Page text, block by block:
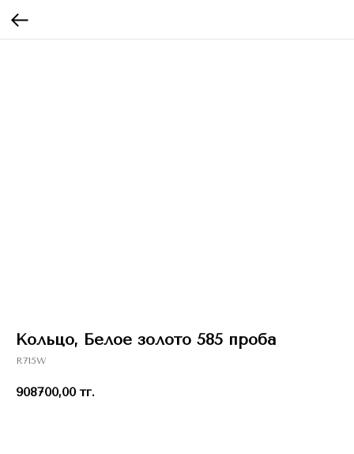
Кольцо, Белое золото 585 проба
R715W
908700,00 тг.